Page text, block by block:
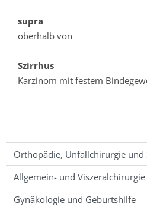
supra
oberhalb von
Szirrhus
Karzinom mit festem
Orthopädie, Unfallchirurgie und
Allgemein- und Viszeralchirurgie
Gynäkologie und Geburtshilfe